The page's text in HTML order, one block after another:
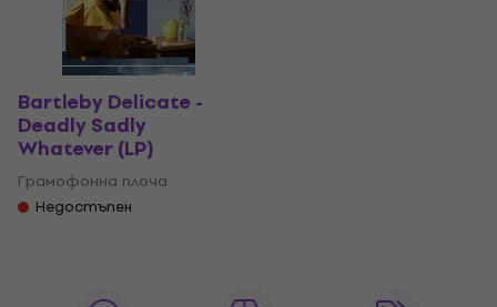
Bartleby Delicate -
Deadly Sadly
Whatever (LP)
Грамофонна плоча
Недостъпен